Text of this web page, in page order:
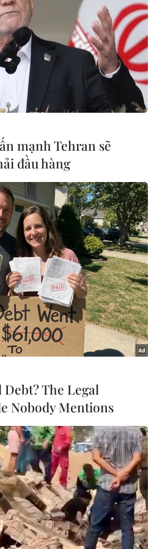
bị điều tra vì thao
hối
điều tra hình sự về thông tin
này JPMorgan thao túng thị
mạnh Tehran sẽ
đầu hàng
The Legal
Nobody Mentions